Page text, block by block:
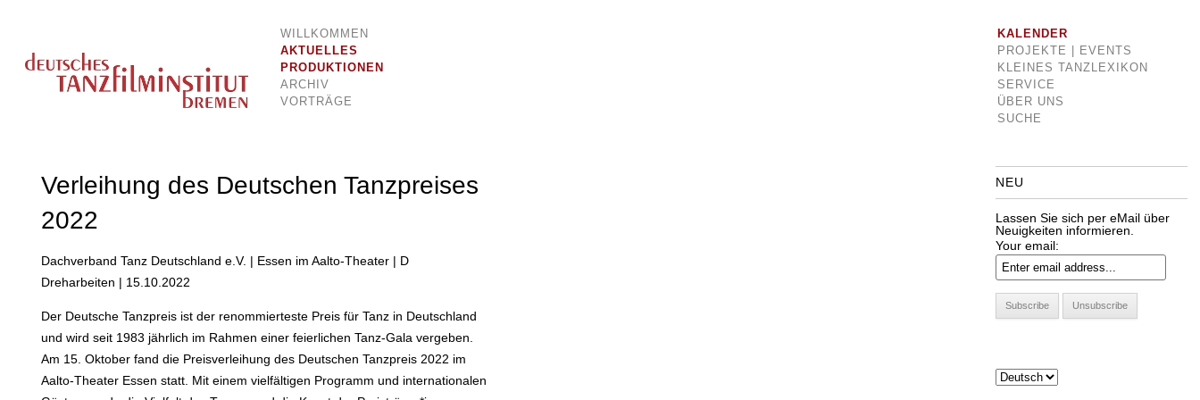
Deutsches Tanzfilminstitut Bremen
WILLKOMMEN
AKTUELLES
PRODUKTIONEN
ARCHIV
VORTRÄGE
KALENDER
PROJEKTE | EVENTS
KLEINES TANZLEXIKON
SERVICE
ÜBER UNS
SUCHE
Fatal error:Theme at http://www.deutsches-
tanzfilminstitut.de/web/wp-
content/plugins/image-gallery-
reloaded/themes/classic/galleria.theme.min.js
could not load, check theme path.
Verleihung des Deutschen Tanzpreises
2022
Dachverband Tanz Deutschland e.V. | Essen im Aalto-Theater | D
Dreharbeiten | 15.10.2022
Der Deutsche Tanzpreis ist der renommierteste Preis für Tanz in Deutschland
und wird seit 1983 jährlich im Rahmen einer feierlichen Tanz-Gala vergeben.
Am 15. Oktober fand die Preisverleihung des Deutschen Tanzpreis 2022 im
Aalto-Theater Essen statt. Mit einem vielfältigen Programm und internationalen
NEU
Lassen Sie sich per eMail über
Neuigkeiten informieren.
Your email: